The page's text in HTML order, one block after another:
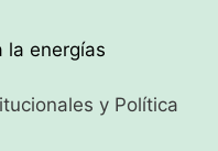
la energías
y Política